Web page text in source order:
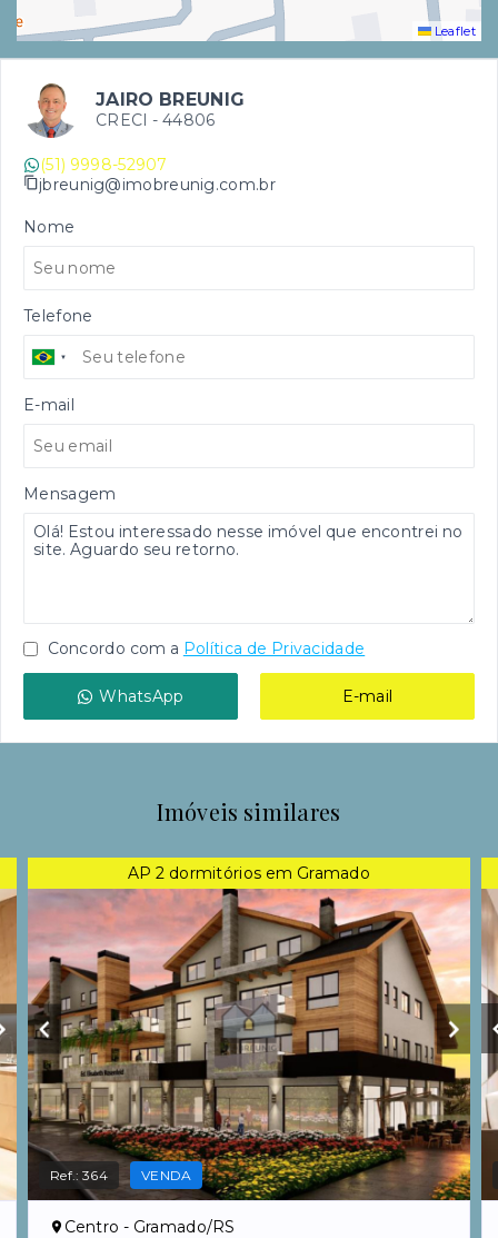
Leaflet
JAIRO BREUNIG
CRECI - 44806
(51) 9998-52907
jbreunig@imobreunig.com.br
Nome
Telefone
E-mail
Mensagem
Concordo com a Política de Privacidade
WhatsApp E-mail
Imóveis similares
AP 2 dormitórios em Gramado
Ref.:364 VENDA
Centro - Gramado/RS